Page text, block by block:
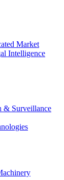
Market
Intelligence
& Surveillance